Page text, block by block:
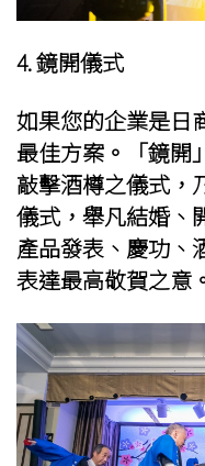
4. 鏡開儀式
如果您的企業是日
最佳方案。「鏡開
敲擊酒樽之儀式，
儀式，舉凡結婚、
產品發表、慶功
表達最高敬賀之意